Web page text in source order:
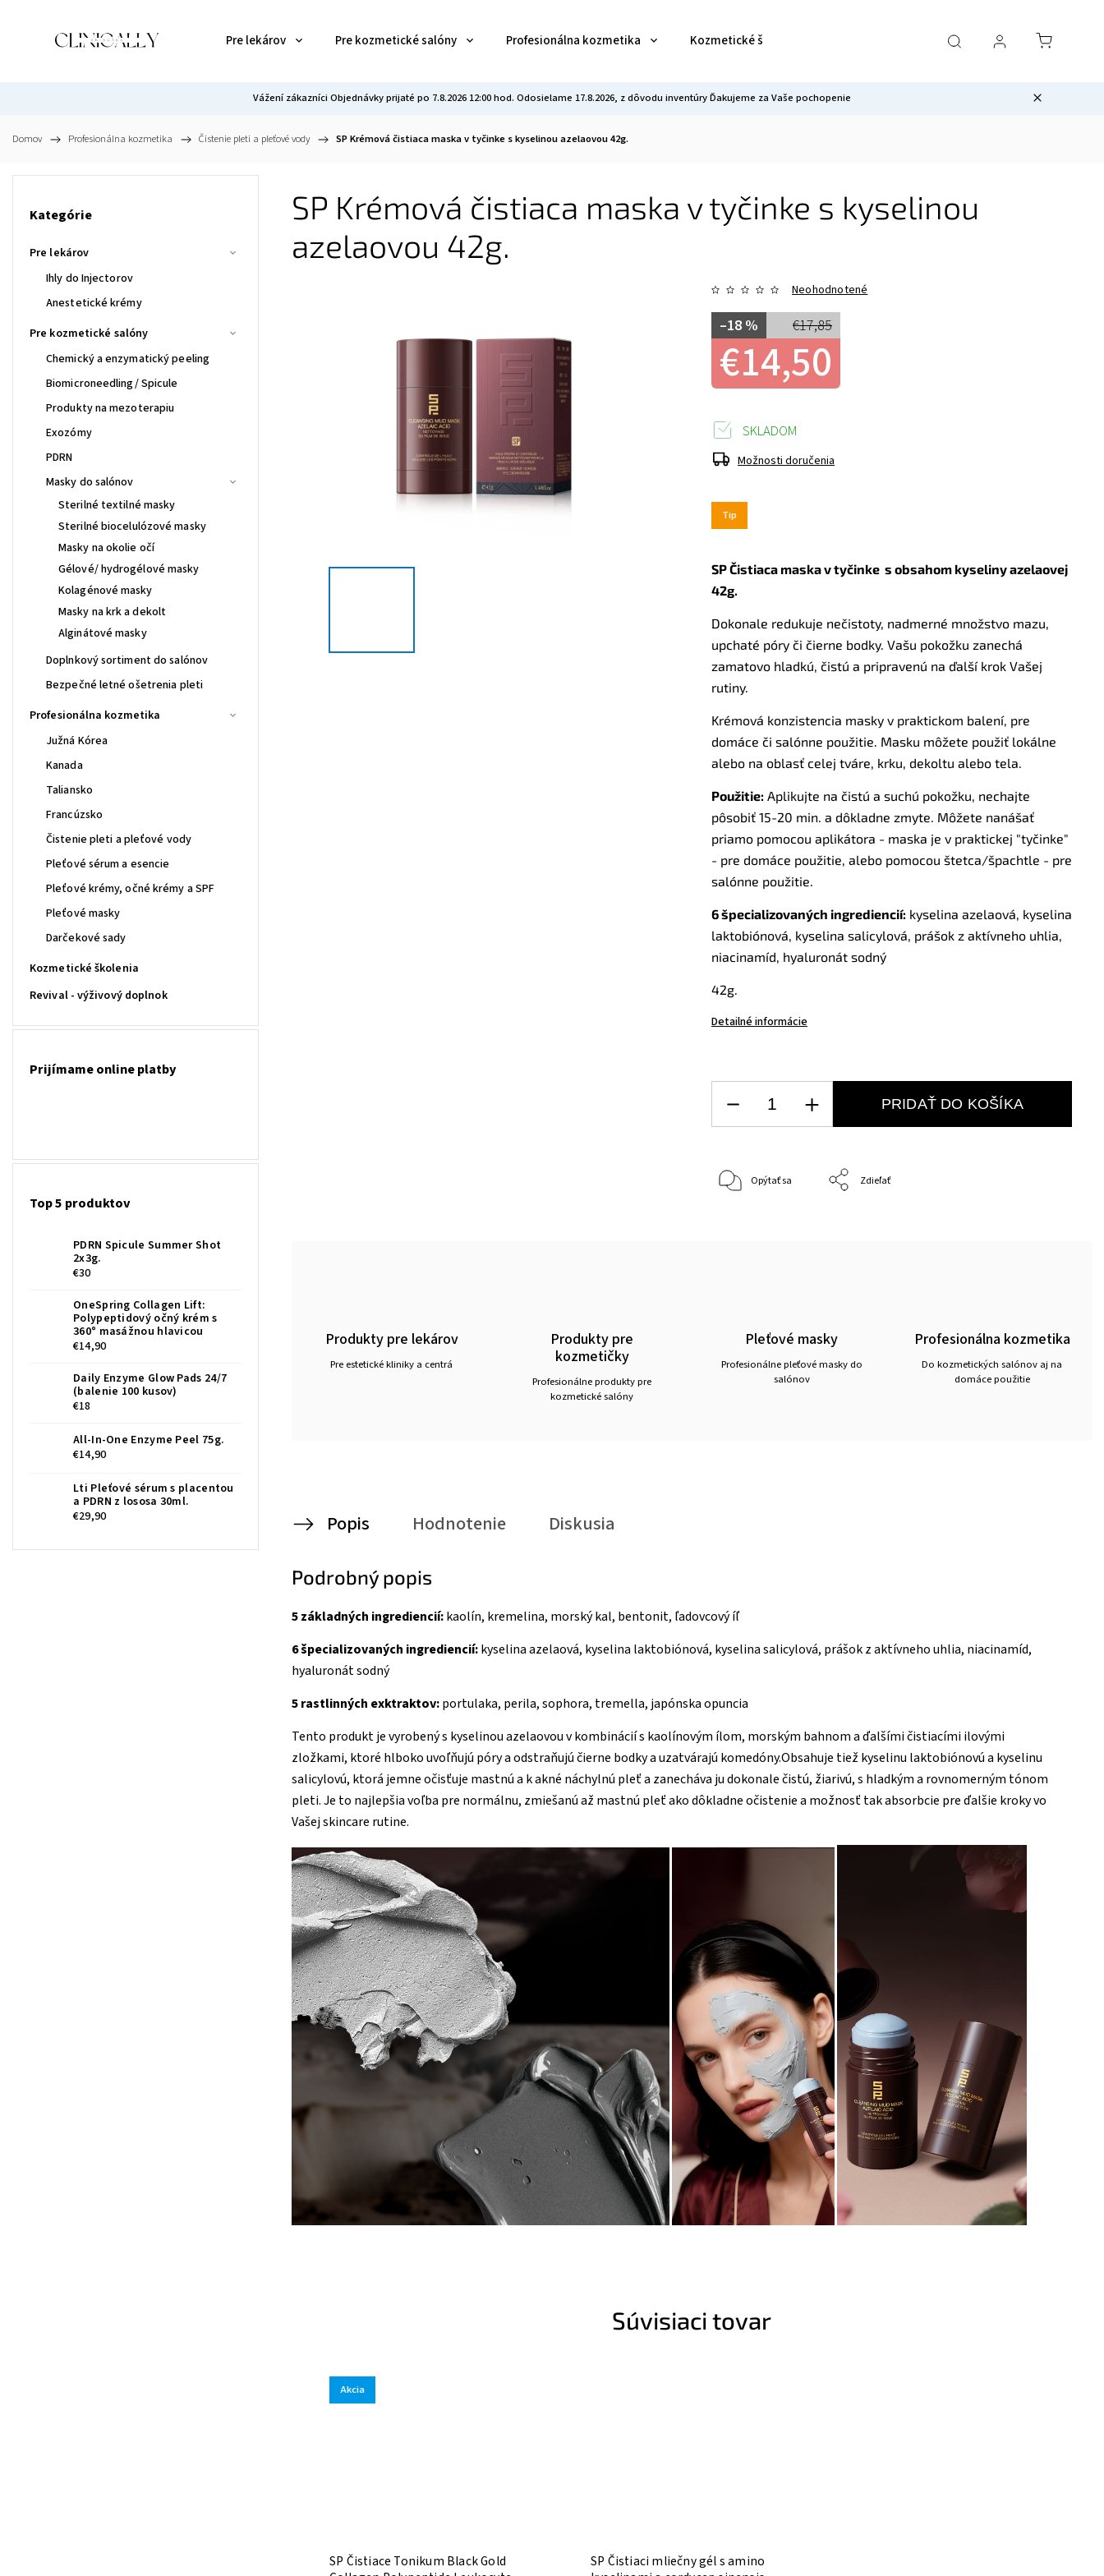
Pre lekárov Pre kozmetické salóny Profesionálna kozmetika Kozmetické školenia Revival - výživový doplnok Novinky 2026
Vážení zákazníci Objednávky prijaté po 7.8.2026 12:00 hod. Odosielame 17.8.2026, z dôvodu inventúry Ďakujeme za Vaše pochopenie
Domov / Profesionálna kozmetika / Čistenie pleti a pleťové vody / SP Krémová čistiaca maska v tyčinke s kyselinou azelaovou 42g.
Kategórie
Pre lekárov
Ihly do Injectorov
Anestetické krémy
Pre kozmetické salóny
Chemický a enzymatický peeling
Biomicroneedling/ Spicule
Produkty na mezoterapiu
Exozómy
PDRN
Masky do salónov
Sterilné textilné masky
Sterilné biocelulózové masky
Masky na okolie očí
Gélové/ hydrogélové masky
Kolagénové masky
Masky na krk a dekolt
Alginátové masky
Doplnkový sortiment do salónov
Bezpečné letné ošetrenia pleti
Profesionálna kozmetika
Južná Kórea
Kanada
Taliansko
Francúzsko
Čistenie pleti a pleťové vody
Pleťové sérum a esencie
Pleťové krémy, očné krémy a SPF
Pleťové masky
Darčekové sady
Kozmetické školenia
Revival - výživový doplnok
Prijímame online platby
Top 5 produktov
PDRN Spicule Summer Shot
2x3g.
€30
OneSpring Collagen Lift:
Polypeptidový očný krém s
360° masážnou hlavicou
€14,90
Daily Enzyme Glow Pads 24/7
(balenie 100 kusov)
€18
All-In-One Enzyme Peel 75g.
€14,90
Lti Pleťové sérum s placentou
a PDRN z lososa 30ml.
€29,90
SP Krémová čistiaca maska v tyčinke s kyselinou
azelaovou 42g.
Neohodnotené
€17,85
–18 %
€14,50
Tip
SP Čistiaca maska v tyčinke s obsahom kyseliny azelaovej
42g.
Dokonale redukuje nečistoty, nadmerné množstvo mazu,
upchaté póry či čierne bodky. Vašu pokožku zanechá
zamatovo hladkú, čistú a pripravenú na ďalší krok Vašej
rutiny.
Krémová konzistencia masky v praktickom balení, pre
domáce či salónne použitie. Masku môžete použiť lokálne
alebo na oblasť celej tváre, krku, dekoltu alebo tela.
Použitie: Aplikujte na čistú a suchú pokožku, nechajte
pôsobiť 15-20 min. a dôkladne zmyte. Môžete nanášať
priamo pomocou aplikátora - maska je v praktickej "tyčinke"
- pre domáce použitie, alebo pomocou štetca/špachtle - pre
salónne použitie.
6 špecializovaných ingrediencií: kyselina azelaová, kyselina
laktobiónová, kyselina salicylová, prášok z aktívneho uhlia,
niacinamíd, hyaluronát sodný
42g.
Detailné informácie
SKLADOM
Možnosti doručenia
PRIDAŤ DO KOŠÍKA
Opýtať sa Zdieľať
Produkty pre lekárov
Pre estetické kliniky a centrá
Produkty pre
kozmetičky
Profesionálne produkty pre
kozmetické salóny
Pleťové masky
Profesionálne pleťové masky do
salónov
Profesionálna kozmetika
Do kozmetických salónov aj na
domáce použitie
Popis Hodnotenie Diskusia
Podrobný popis
5 základných ingrediencií:kaolín, kremelina, morský kal, bentonit, ľadovcový íľ
6 špecializovaných ingrediencií:kyselina azelaová, kyselina laktobiónová, kyselina salicylová, prášok z aktívneho uhlia, niacinamíd,
hyaluronát sodný
5 rastlinných exktraktov:portulaka, perila, sophora, tremella, japónska opuncia
Tento produkt je vyrobený s kyselinou azelaovou v kombinácií s kaolínovým ílom, morským bahnom a ďalšími čistiacími ilovými
zložkami, ktoré hlboko uvoľňujú póry a odstraňujú čierne bodky a uzatvárajú komedóny.Obsahuje tiež kyselinu laktobiónovú a kyselinu
salicylovú, ktorá jemne očisťuje mastnú a k akné náchylnú pleť a zanecháva ju dokonale čistú, žiarivú, s hladkým a rovnomerným tónom
pleti. Je to najlepšia voľba pre normálnu, zmiešanú až mastnú pleť ako dôkladne očistenie a možnosť tak absorbcie pre ďalšie kroky vo
Vašej skincare rutine.
Súvisiaci tovar
Akcia
SP Čistiace Tonikum Black Gold
SP Čistiaci mliečny gél s amino